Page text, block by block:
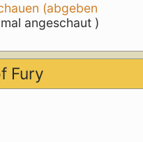
(abgeben
angeschaut )
Fury